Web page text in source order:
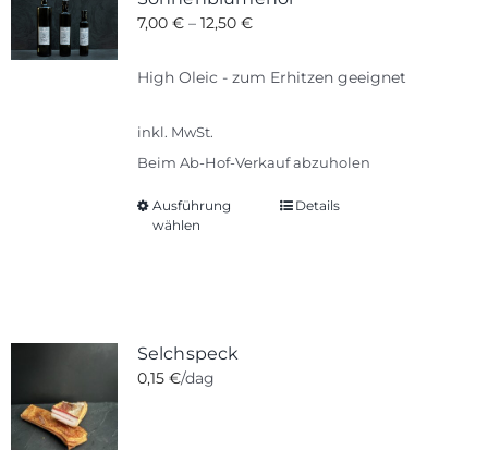
7,00 €– 12,50 €
High Oleic - zum Erhitzen geeignet
inkl. MwSt.
Beim Ab-Hof-Verkauf abzuholen
Ausführung
wählen
Dieses
Details
Selchspeck
0,15 €/dag